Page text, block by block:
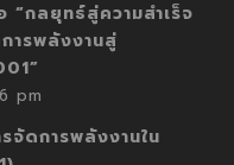
“กลยุทธ์สู่ความสำเร็จ
ารพลังงานสู่
pm
จัดการพลังงานใน